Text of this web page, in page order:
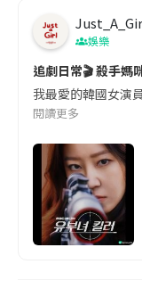
娛樂
追劇日常🎬 殺手
我最愛的韓國女演
閱讀更多